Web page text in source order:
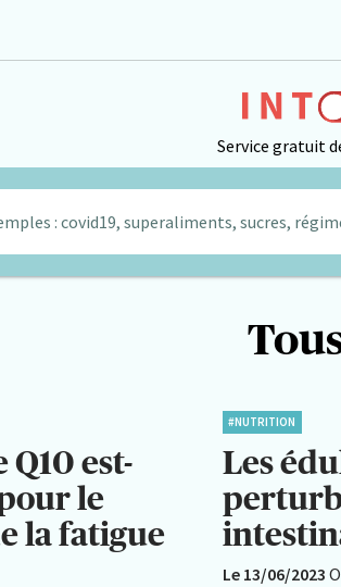
Service gratuit
: covid19, superaliments, sucres,
Q10 est-
le
la fatigue
#NUTRITION
Les
Le 13/06/2023